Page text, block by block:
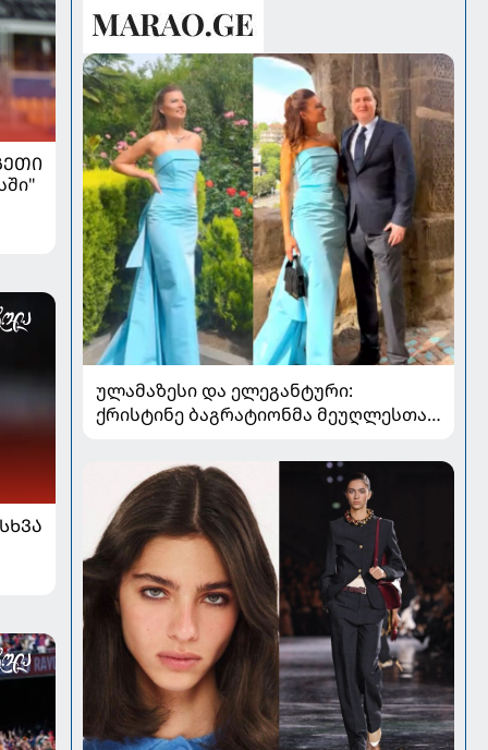
ულამაზესი და ელეგანტური:
ქრისტინე ბაგრატიონმა მეუღლესთან
გააზიარა